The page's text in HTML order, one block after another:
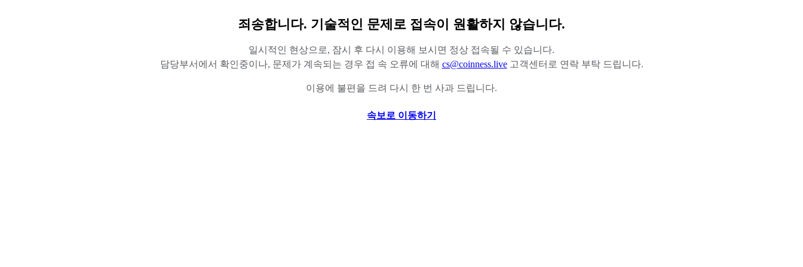
죄송합니다. 기술적인 문제로 접속이 원활하지 않습니다.
일시적인 현상으로, 잠시 후 다시 이용해 보시면 정상 접속될 수 있습니다.
담당부서에서 확인중이나, 문제가 계속되는 경우 접 속 오류에 대해 cs@coinness.live 고객센터로 연락 부탁 드립니다.
이용에 불편을 드려 다시 한 번 사과 드립니다.
속보로 이동하기